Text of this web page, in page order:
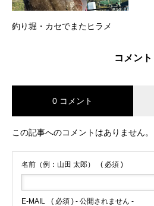
釣り堀・カセでまたヒラメ
コメント
0 コメント
この記事へのコメントはありません。
名前（例：山田 太郎） ( 必須 )
E-MAIL ( 必須 ) - 公開されません -